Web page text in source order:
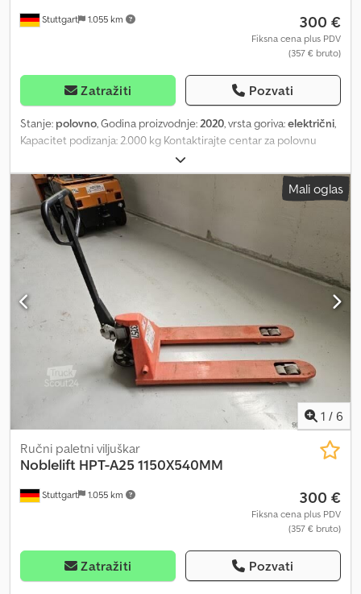
Stuttgart 1.055 km 300 €
Fiksna cena plus PDV
(357 € bruto)
Zatražiti Pozvati
Stanje: polovno, Godina proizvodnje:2020, vrsta goriva:električni,
Kapacitet podizanja: 2.000 kg Kontaktirajte centar za polovnu
opremu za više informacija. Dkedpozfnq Eefx Af Ujr
Mali oglas
1 / 6
Stuttgart 1.055 km
Ručni paletni viljuškar
Noblelift HPT-A25 1150X540MM
300 €
Fiksna cena plus PDV
(357 € bruto)
Zatražiti Pozvati